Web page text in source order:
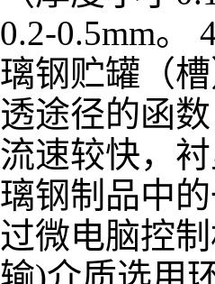
0.2-0.5mm。
璃钢贮罐（
透途径的函
流速较快，
璃钢制品中
过微电脑控
输)介质选用